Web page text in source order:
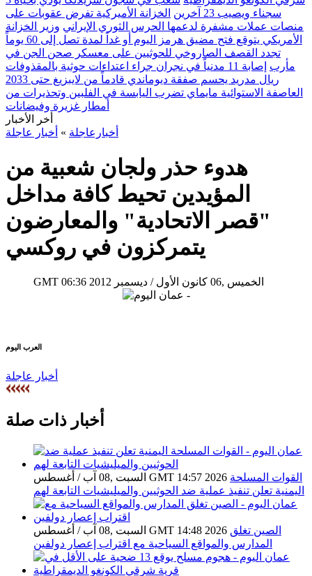
سجناء ويصيب 23 آخرين
الخزانة الأميركية تفرض عقوبات على
منصات عملات مشفرة لدعمها الحرس الثوري الإيراني وزير الخزانة
الأمريكي يتوقع فتح مضيق هرمز اليوم أو غداً لمدة تصل إلى 60 يوماً
تجدد القصف الصاروخي للحوثيين على معسكر صحن الجن في
مأرب إصابة 11 مدنياً في نجران جراء اعتداءات حوثية بالمقذوفات
ريال مدريد يحسم صفقة ديوماندي قادماً من لايبزيغ حتى 2033
العاصفة الاستوائية مايماي تضرب اليابسة في الفلبين وتحذيرات من
أمطار غزيرة وفيضانات
أخر الأخبار
أخبارعاجلة » أخبار عاجلة
هدوء حذر ولجان شعبية من
المؤيدين تحيط كافة مداخل
"قصر الاتحادية" والمعارضون
يتمركزون في روكسي
GMT 06:36 2012 الخميس ,06 كانون الأول / ديسمبر
العرب اليوم
أخبار عاجلة
أخبار ذات صلة
السبت ,08 آب / أغسطس GMT 14:57 2026 القوات المسلحة
اليمنية تعلن تنفيذ عملية ضد الحوثيين والميليشيات التابعة لهم
السبت ,08 آب / أغسطس GMT 14:48 2026 الصين تغلق
المدارس والمواقع السياحية مع اقتراب إعصار دولفين